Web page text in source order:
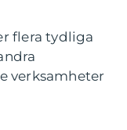
flera tydliga
verksamheter